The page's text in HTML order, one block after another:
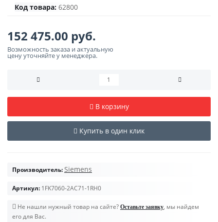
Код товара: 62800
152 475.00 руб.
Возможность заказа и актуальную
цену уточняйте у менеджера.
В корзину
Купить в один клик
Производитель: Siemens
Артикул: 1FK7060-2AC71-1RH0
Не нашли нужный товар на сайте? Оставьте заявку, мы найдем
его для Вас.